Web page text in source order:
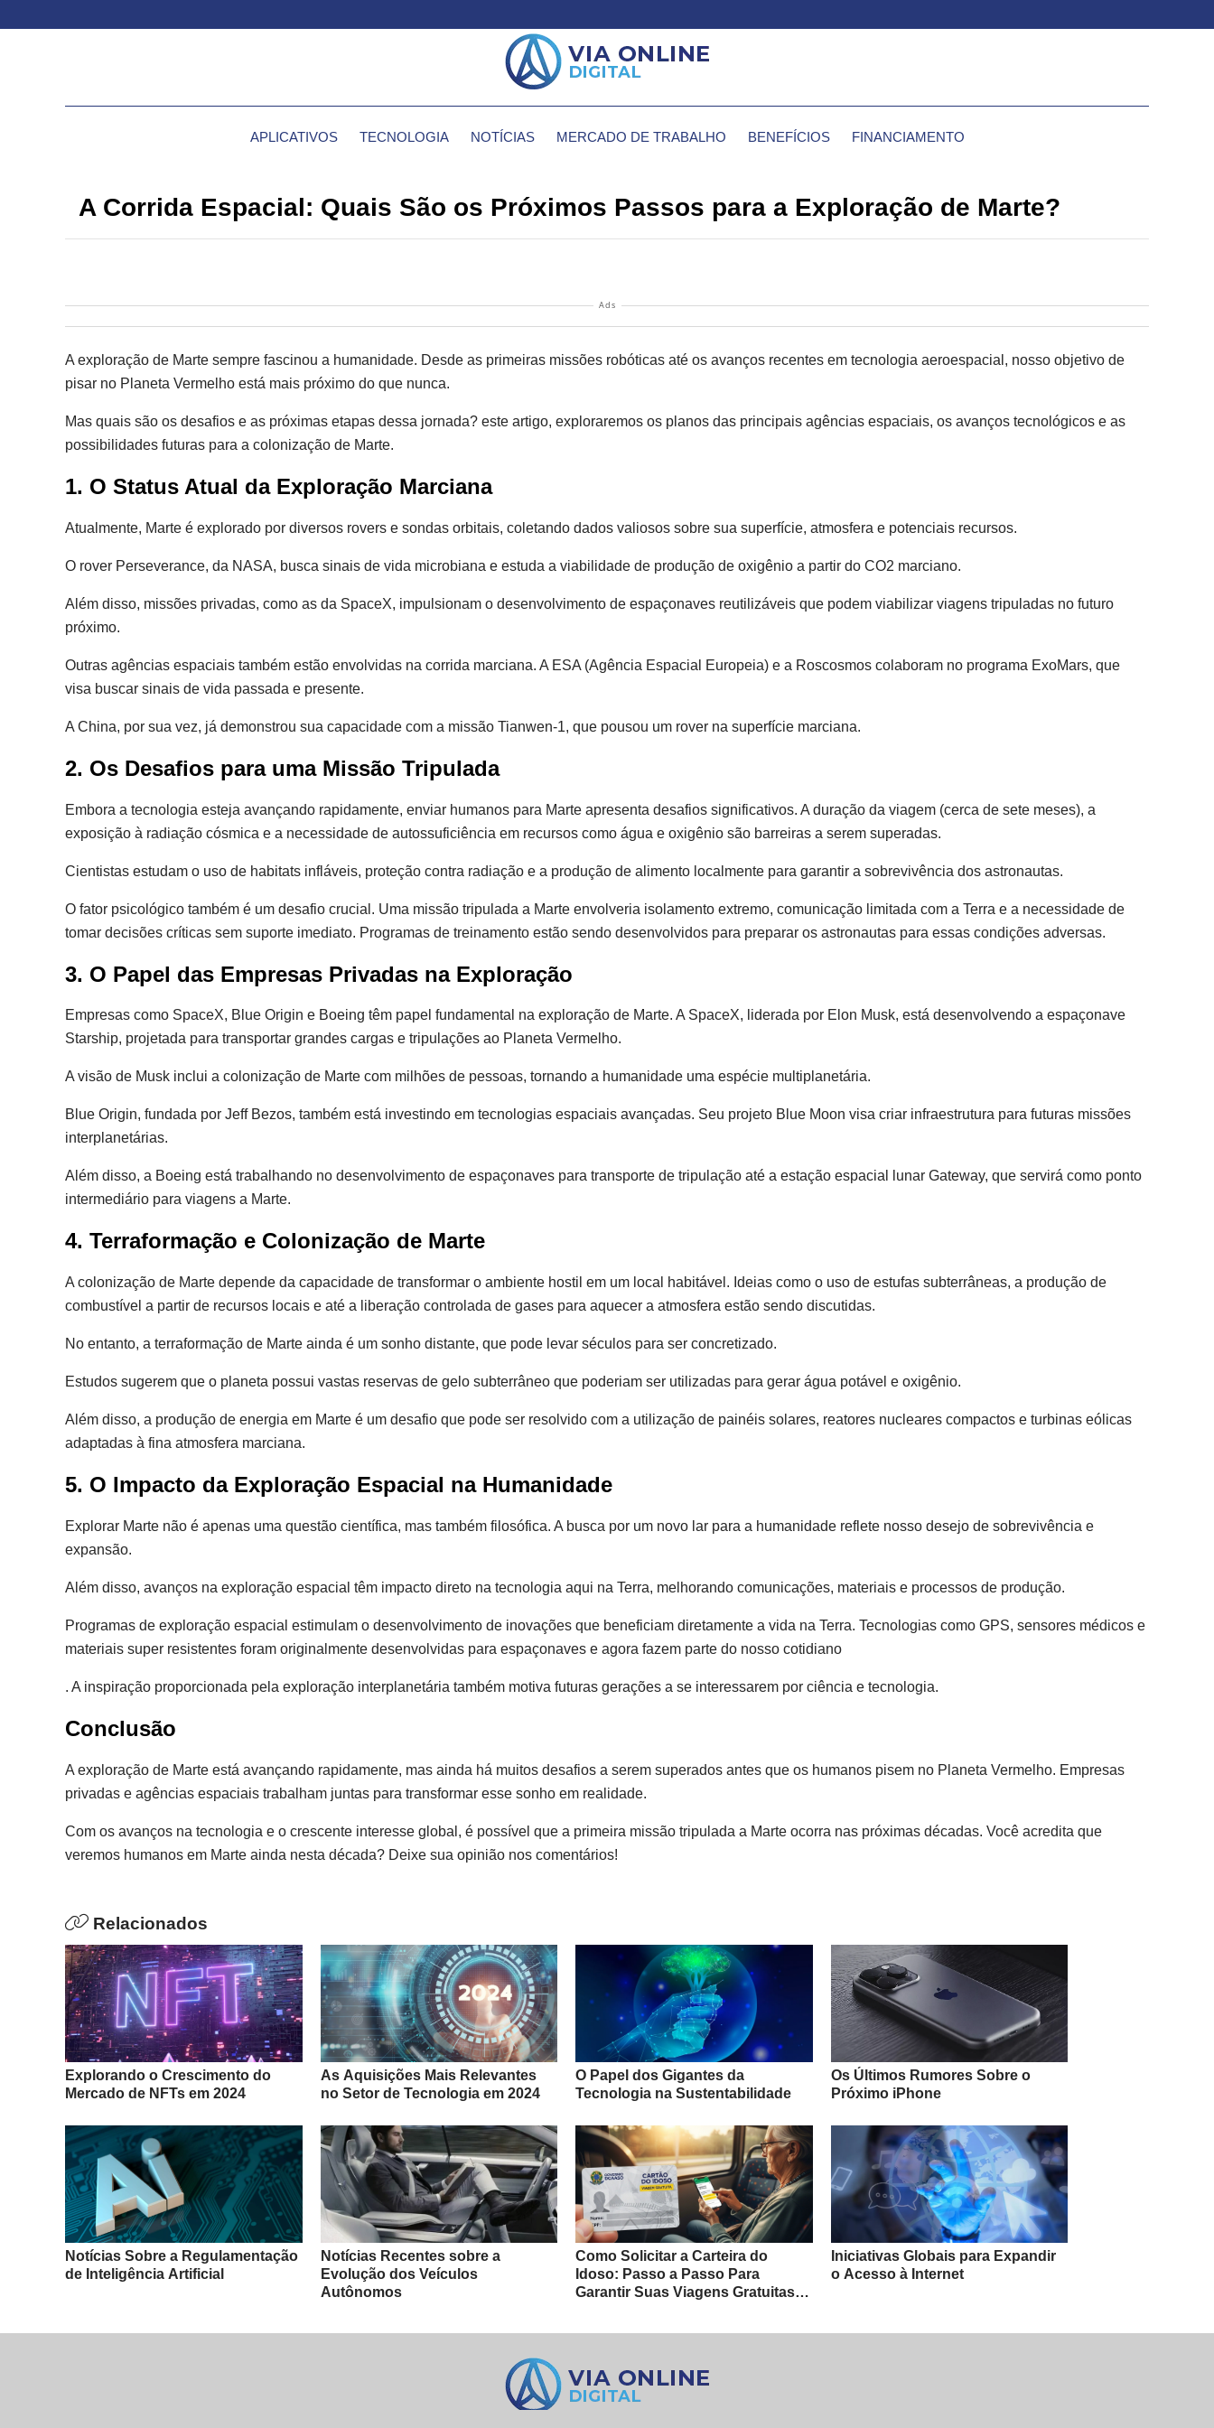
APLICATIVOS TECNOLOGIA NOTÍCIAS MERCADO DE TRABALHO BENEFÍCIOS FINANCIAMENTO
A Corrida Espacial: Quais São os Próximos Passos para a Exploração de Marte?
Ads
A exploração de Marte sempre fascinou a humanidade. Desde as primeiras missões robóticas até os avanços recentes em tecnologia aeroespacial, nosso objetivo de
pisar no Planeta Vermelho está mais próximo do que nunca.
Mas quais são os desafios e as próximas etapas dessa jornada? este artigo, exploraremos os planos das principais agências espaciais, os avanços tecnológicos e as
possibilidades futuras para a colonização de Marte.
1. O Status Atual da Exploração Marciana
Atualmente, Marte é explorado por diversos rovers e sondas orbitais, coletando dados valiosos sobre sua superfície, atmosfera e potenciais recursos.
O rover Perseverance, da NASA, busca sinais de vida microbiana e estuda a viabilidade de produção de oxigênio a partir do CO2 marciano.
Além disso, missões privadas, como as da SpaceX, impulsionam o desenvolvimento de espaçonaves reutilizáveis que podem viabilizar viagens tripuladas no futuro
próximo.
Outras agências espaciais também estão envolvidas na corrida marciana. A ESA (Agência Espacial Europeia) e a Roscosmos colaboram no programa ExoMars, que
visa buscar sinais de vida passada e presente.
A China, por sua vez, já demonstrou sua capacidade com a missão Tianwen-1, que pousou um rover na superfície marciana.
2. Os Desafios para uma Missão Tripulada
Embora a tecnologia esteja avançando rapidamente, enviar humanos para Marte apresenta desafios significativos. A duração da viagem (cerca de sete meses), a
exposição à radiação cósmica e a necessidade de autossuficiência em recursos como água e oxigênio são barreiras a serem superadas.
Cientistas estudam o uso de habitats infláveis, proteção contra radiação e a produção de alimento localmente para garantir a sobrevivência dos astronautas.
O fator psicológico também é um desafio crucial. Uma missão tripulada a Marte envolveria isolamento extremo, comunicação limitada com a Terra e a necessidade de
tomar decisões críticas sem suporte imediato. Programas de treinamento estão sendo desenvolvidos para preparar os astronautas para essas condições adversas.
3. O Papel das Empresas Privadas na Exploração
Empresas como SpaceX, Blue Origin e Boeing têm papel fundamental na exploração de Marte. A SpaceX, liderada por Elon Musk, está desenvolvendo a espaçonave
Starship, projetada para transportar grandes cargas e tripulações ao Planeta Vermelho.
A visão de Musk inclui a colonização de Marte com milhões de pessoas, tornando a humanidade uma espécie multiplanetária.
Blue Origin, fundada por Jeff Bezos, também está investindo em tecnologias espaciais avançadas. Seu projeto Blue Moon visa criar infraestrutura para futuras missões
interplanetárias.
Além disso, a Boeing está trabalhando no desenvolvimento de espaçonaves para transporte de tripulação até a estação espacial lunar Gateway, que servirá como ponto
intermediário para viagens a Marte.
4. Terraformação e Colonização de Marte
A colonização de Marte depende da capacidade de transformar o ambiente hostil em um local habitável. Ideias como o uso de estufas subterrâneas, a produção de
combustível a partir de recursos locais e até a liberação controlada de gases para aquecer a atmosfera estão sendo discutidas.
No entanto, a terraformação de Marte ainda é um sonho distante, que pode levar séculos para ser concretizado.
Estudos sugerem que o planeta possui vastas reservas de gelo subterrâneo que poderiam ser utilizadas para gerar água potável e oxigênio.
Além disso, a produção de energia em Marte é um desafio que pode ser resolvido com a utilização de painéis solares, reatores nucleares compactos e turbinas eólicas
adaptadas à fina atmosfera marciana.
5. O Impacto da Exploração Espacial na Humanidade
Explorar Marte não é apenas uma questão científica, mas também filosófica. A busca por um novo lar para a humanidade reflete nosso desejo de sobrevivência e
expansão.
Além disso, avanços na exploração espacial têm impacto direto na tecnologia aqui na Terra, melhorando comunicações, materiais e processos de produção.
Programas de exploração espacial estimulam o desenvolvimento de inovações que beneficiam diretamente a vida na Terra. Tecnologias como GPS, sensores médicos e
materiais super resistentes foram originalmente desenvolvidas para espaçonaves e agora fazem parte do nosso cotidiano
. A inspiração proporcionada pela exploração interplanetária também motiva futuras gerações a se interessarem por ciência e tecnologia.
Conclusão
A exploração de Marte está avançando rapidamente, mas ainda há muitos desafios a serem superados antes que os humanos pisem no Planeta Vermelho. Empresas
privadas e agências espaciais trabalham juntas para transformar esse sonho em realidade.
Com os avanços na tecnologia e o crescente interesse global, é possível que a primeira missão tripulada a Marte ocorra nas próximas décadas. Você acredita que
veremos humanos em Marte ainda nesta década? Deixe sua opinião nos comentários!
Relacionados
Explorando o Crescimento do
Mercado de NFTs em 2024
As Aquisições Mais Relevantes
no Setor de Tecnologia em 2024
O Papel dos Gigantes da
Tecnologia na Sustentabilidade
Os Últimos Rumores Sobre o
Próximo iPhone
Notícias Sobre a Regulamentação
de Inteligência Artificial
Notícias Recentes sobre a
Evolução dos Veículos
Autônomos
Como Solicitar a Carteira do
Idoso: Passo a Passo Para
Garantir Suas Viagens Gratuitas e
Iniciativas Globais para Expandir
o Acesso à Internet